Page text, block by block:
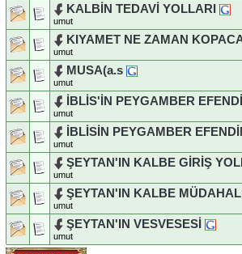
KALBİN TEDAVİ YOLLARI
umut
KIYAMET NE ZAMAN
umut
MUSA(a.s
umut
İBLİS'İN PEYGAMBER
umut
İBLİSİN PEYGAMBER
umut
ŞEYTAN'IN KALBE GİRİŞ
umut
ŞEYTAN'IN KALBE
umut
ŞEYTAN'IN VESVESESİ
umut